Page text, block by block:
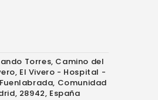
Torres, Camino del
El Vivero - Hospital -
Comunidad
28942, España